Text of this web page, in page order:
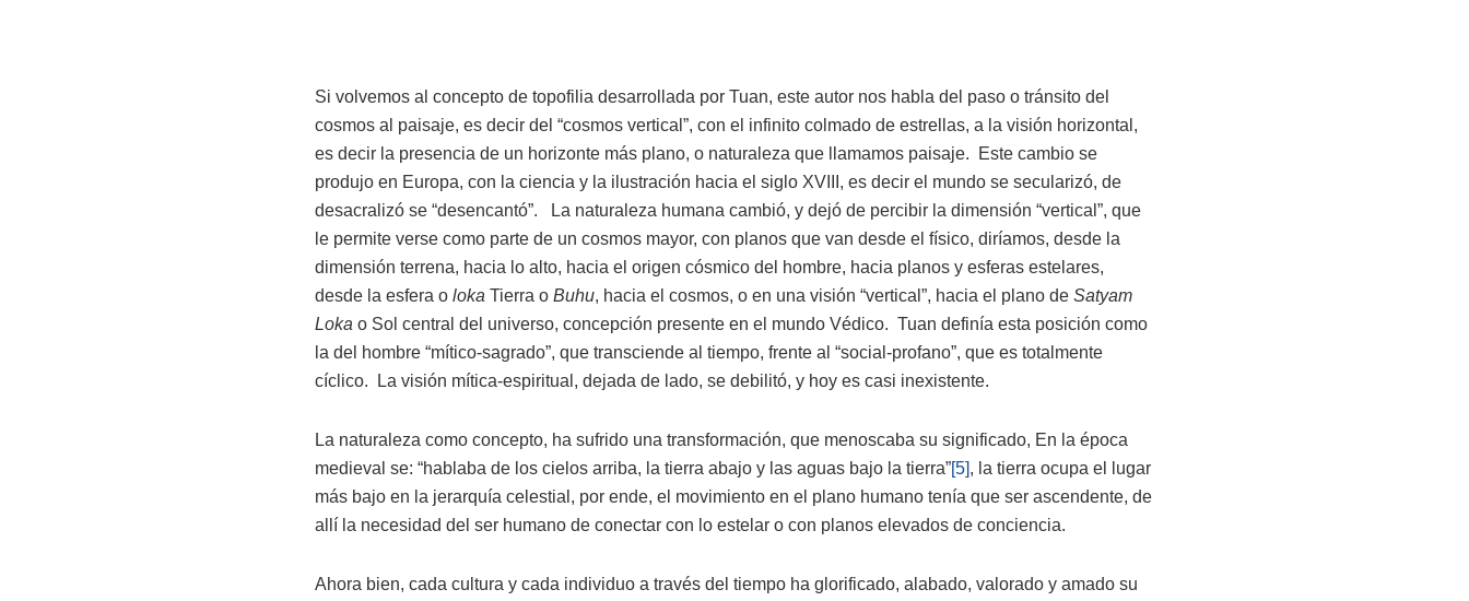
Si volvemos al concepto de topofilia desarrollada por Tuan, este autor nos habla del paso o tránsito del
cosmos al paisaje, es decir del “cosmos vertical”, con el infinito colmado de estrellas, a la visión horizontal,
es decir la presencia de un horizonte más plano, o naturaleza que llamamos paisaje. Este cambio se
produjo en Europa, con la ciencia y la ilustración hacia el siglo XVIII, es decir el mundo se secularizó, de
desacralizó se “desencantó”. La naturaleza humana cambió, y dejó de percibir la dimensión “vertical”, que
le permite verse como parte de un cosmos mayor, con planos que van desde el físico, diríamos, desde la
dimensión terrena, hacia lo alto, hacia el origen cósmico del hombre, hacia planos y esferas estelares,
desde la esfera o loka Tierra o Buhu, hacia el cosmos, o en una visión “vertical”, hacia el plano de Satyam
Loka o Sol central del universo, concepción presente en el mundo Védico. Tuan definía esta posición como
la del hombre “mítico-sagrado”, que transciende al tiempo, frente al “social-profano”, que es totalmente
cíclico. La visión mítica-espiritual, dejada de lado, se debilitó, y hoy es casi inexistente.
La naturaleza como concepto, ha sufrido una transformación, que menoscaba su significado, En la época
medieval se: “hablaba de los cielos arriba, la tierra abajo y las aguas bajo la tierra”[5], la tierra ocupa el lugar
más bajo en la jerarquía celestial, por ende, el movimiento en el plano humano tenía que ser ascendente, de
allí la necesidad del ser humano de conectar con lo estelar o con planos elevados de conciencia.
Ahora bien, cada cultura y cada individuo a través del tiempo ha glorificado, alabado, valorado y amado su